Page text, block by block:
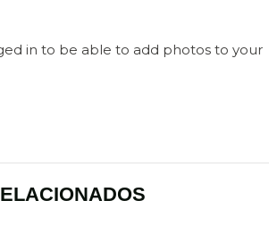
in to be able to add photos to your